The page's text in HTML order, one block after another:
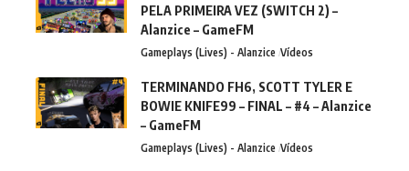
PELA PRIMEIRA VEZ (SWITCH 2) –
Alanzice – GameFM
Gameplays (Lives) - Alanzice Vídeos
TERMINANDO FH6, SCOTT TYLER E
BOWIE KNIFE99 – FINAL – #4 – Alanzice
– GameFM
Gameplays (Lives) - Alanzice Vídeos